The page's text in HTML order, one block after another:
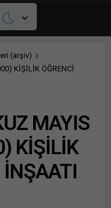
(arşiv)
KİŞİLİK ÖĞRENCİ
MAYIS
KİŞİLİK
İNŞAATI